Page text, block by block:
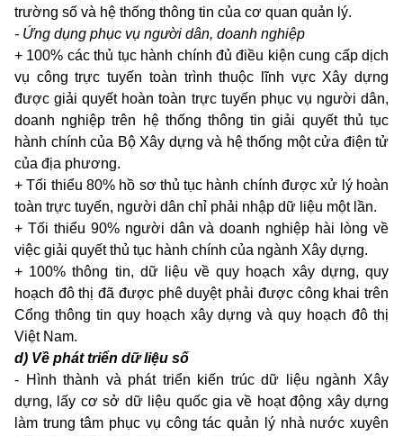
trường số và hệ thống thông tin của cơ quan quản lý.
- Ứng dụng phục vụ người dân, doanh nghiệp
+ 100% các thủ tục hành chính đủ điều kiện cung cấp dịch
vụ công trực tuyến toàn trình thuộc lĩnh vực Xây dựng
được giải quyết hoàn toàn trực tuyến phục vụ người dân,
doanh nghiệp trên hệ thống thông tin giải quyết thủ tục
hành chính của Bộ Xây dựng và hệ thống một cửa điện tử
của địa phương.
+ Tối thiểu 80% hồ sơ thủ tục hành chính được xử lý hoàn
toàn trực tuyến, người dân chỉ phải nhập dữ liệu một lần.
+ Tối thiểu 90% người dân và doanh nghiệp hài lòng về
việc giải quyết thủ tục hành chính của ngành Xây dựng.
+ 100% thông tin, dữ liệu về quy hoạch xây dựng, quy
hoạch đô thị đã được phê duyệt phải được công khai trên
Cổng thông tin quy hoạch xây dựng và quy hoạch đô thị
Việt Nam.
d) Về phát triển dữ liệu số
- Hình thành và phát triển kiến trúc dữ liệu ngành Xây
dựng, lấy cơ sở dữ liệu quốc gia về hoạt động xây dựng
làm trung tâm phục vụ công tác quản lý nhà nước xuyên